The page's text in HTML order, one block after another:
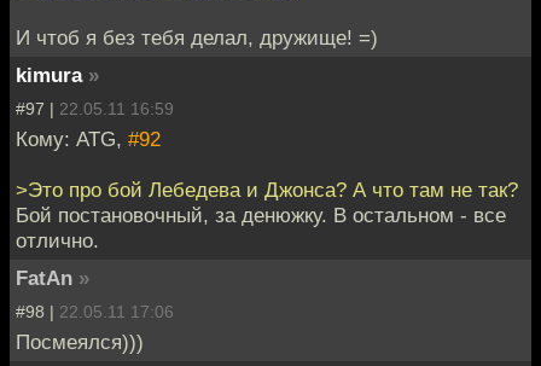
И чтоб я без тебя делал, дружище! =)
kimura »
#97 | 22.05.11 16:59
Кому: ATG, #92
>Это про бой Лебедева и Джонса? А что там не так?
Бой постановочный, за денюжку. В остальном - все
отлично.
FatAn »
#98 | 22.05.11 17:06
Посмеялся)))